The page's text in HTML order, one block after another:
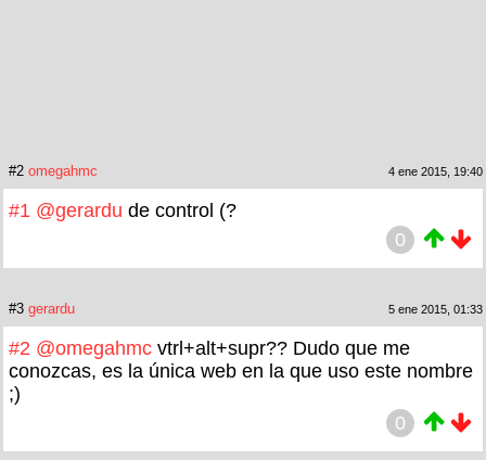
#2 omegahmc 4 ene 2015, 19:40
#1 @gerardu de control (?
0
#3 gerardu 5 ene 2015, 01:33
#2 @omegahmc vtrl+alt+supr?? Dudo que me
conozcas, es la única web en la que uso este nombre
;)
0